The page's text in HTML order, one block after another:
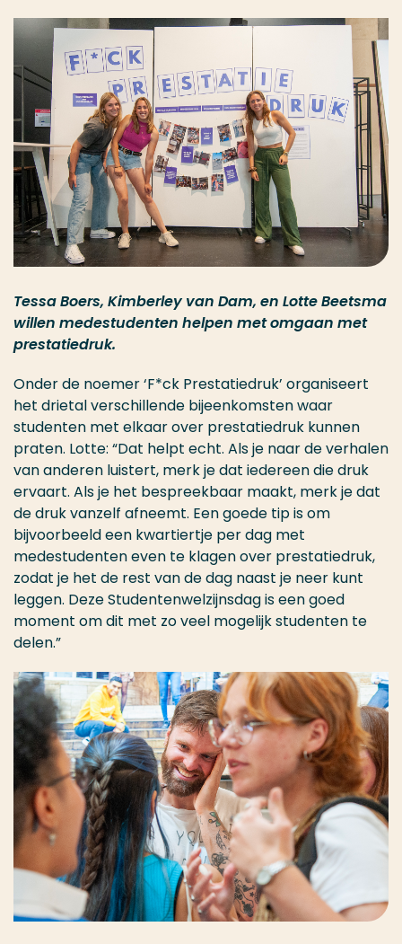
Tessa Boers, Kimberley van Dam, en Lotte Beetsma
willen medestudenten helpen met omgaan met
prestatiedruk.
Onder de noemer ‘F*ck Prestatiedruk’ organiseert
het drietal verschillende bijeenkomsten waar
studenten met elkaar over prestatiedruk kunnen
praten. Lotte: “Dat helpt echt. Als je naar de verhalen
van anderen luistert, merk je dat iedereen die druk
ervaart. Als je het bespreekbaar maakt, merk je dat
de druk vanzelf afneemt. Een goede tip is om
bijvoorbeeld een kwartiertje per dag met
medestudenten even te klagen over prestatiedruk,
zodat je het de rest van de dag naast je neer kunt
leggen. Deze Studentenwelzijnsdag is een goed
moment om dit met zo veel mogelijk studenten te
delen.”